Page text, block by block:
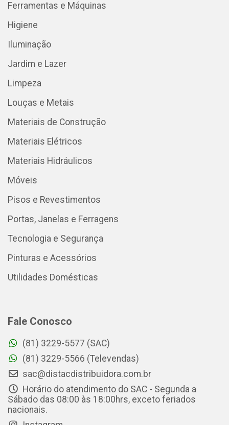
Ferramentas e Máquinas
Higiene
Iluminação
Jardim e Lazer
Limpeza
Louças e Metais
Materiais de Construção
Materiais Elétricos
Materiais Hidráulicos
Móveis
Pisos e Revestimentos
Portas, Janelas e Ferragens
Tecnologia e Segurança
Pinturas e Acessórios
Utilidades Domésticas
Fale Conosco
(81) 3229-5577 (SAC)
(81) 3229-5566 (Televendas)
sac@distacdistribuidora.com.br
Horário do atendimento do SAC - Segunda a
Sábado das 08:00 às 18:00hrs, exceto feriados
nacionais.